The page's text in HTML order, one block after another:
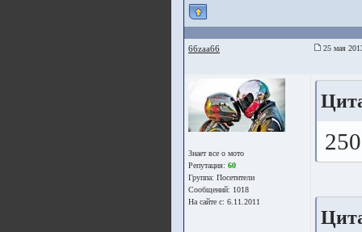
66zaa66 25 мая
Знает все о мото
Репутация: 60
Группа: Посетители
Сообщений: 1018
На сайте с: 6.11.2011